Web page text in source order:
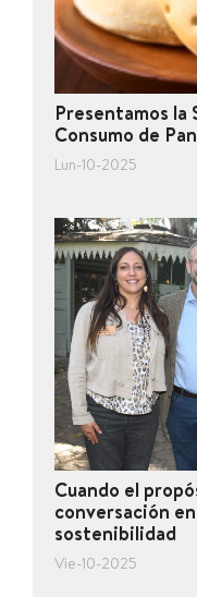
Presentamos la
Consumo de
Lun-10-2025
Cuando el
conversación
sostenibilidad
Vie-10-2025